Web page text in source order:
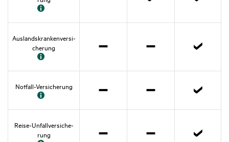
zutref­
fend
fend
Auslands­kran­ken­ver­si­
che­rung
zutref­
zutref­
fend
Notfall-Versi­che­rung
Reise-Unfall­ver­si­che­
rung